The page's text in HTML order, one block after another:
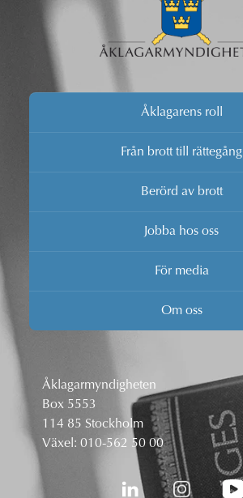
Åklagarens roll
Från brott till rättegång
Berörd av brott
Jobba hos oss
För media
Om oss
Åklagarmyndigheten
Box 5553
114 85 Stockholm
Växel: 010-562 50 00